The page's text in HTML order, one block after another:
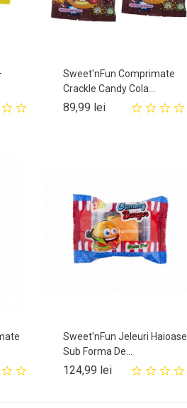
Sweet'nFun Comprimate
Crackle Candy Cola...
89,99 leiPret
Sweet'nFun Jeleuri Haioase
Sub Forma De...
124,99 leiPret